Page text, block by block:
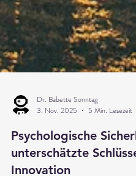
3. Nov. 2025
5 Min. Lesezeit
Psychologische